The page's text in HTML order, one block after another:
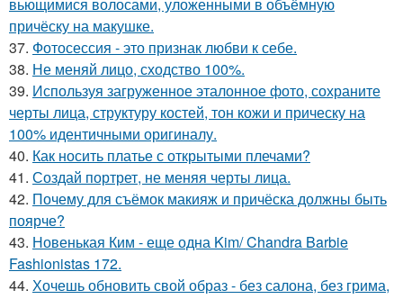
вьющимися волосами, уложенными в объёмную
причёску на макушке.
37. Фотосессия - это признак любви к себе.
38. Не меняй лицо, сходство 100%.
39. Используя загруженное эталонное фото, сохраните
черты лица, структуру костей, тон кожи и прическу на
100% идентичными оригиналу.
40. Как носить платье с открытыми плечами?
41. Создай портрет, не меняя черты лица.
42. Почему для съёмок макияж и причёска должны быть
поярче?
43. Новенькая Ким - еще одна Kim/ Chandra Barbie
Fashionistas 172.
44. Хочешь обновить свой образ - без салона, без грима,